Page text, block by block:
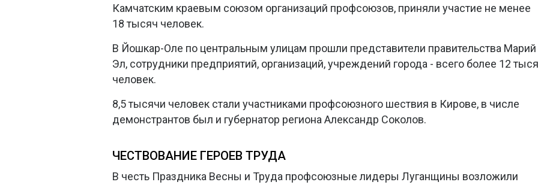
Камчатским краевым союзом организаций профсоюзов, приняли участие не менее
18 тысяч человек.
В Йошкар-Оле по центральным улицам прошли представители правительства Марий
Эл, сотрудники предприятий, организаций, учреждений города - всего более 12
человек.
8,5 тысячи человек стали участниками профсоюзного шествия в Кирове, в числе
демонстрантов был и губернатор региона Александр Соколов.
ЧЕСТВОВАНИЕ ГЕРОЕВ ТРУДА
В честь Праздника Весны и Труда профсоюзные лидеры Луганщины возложили